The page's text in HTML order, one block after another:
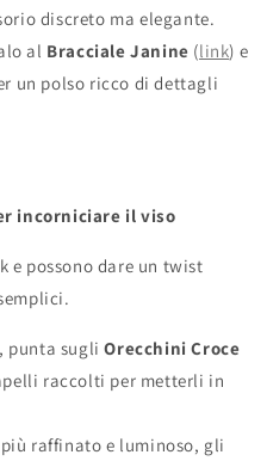
discreto ma elegante.
al Bracciale Janine (link) e
un polso ricco di dettagli
incorniciare il viso
e possono dare un twist
punta sugliOrecchini Croce
raccolti per metterli in
raffinato e luminoso, gli